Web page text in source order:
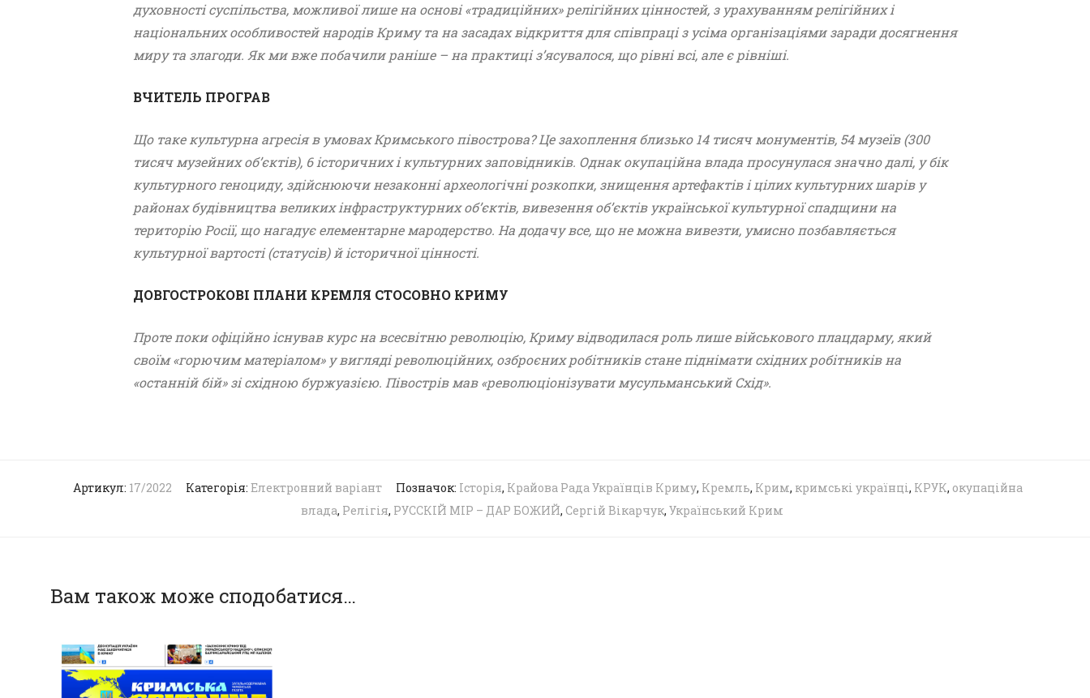
духовності суспільства, можливої лише на основі «традиційних» релігійних цінностей, з урахуванням релігійних і
національних особливостей народів Криму та на засадах відкриття для співпраці з усіма організаціями заради досягнення
миру та злагоди. Як ми вже побачили раніше – на практиці з’ясувалося, що рівні всі, але є рівніші.
ВЧИТЕЛЬ ПРОГРАВ
Що таке культурна агресія в умовах Кримського півострова? Це захоплення близько 14 тисяч монументів, 54 музеїв (300
тисяч музейних об’єктів), 6 історичних і культурних заповідників. Однак окупаційна влада просунулася значно далі, у бік
культурного геноциду, здійснюючи незаконні археологічні розкопки, знищення артефактів і цілих культурних шарів у
районах будівництва великих інфраструктурних об’єктів, вивезення об’єктів української культурної спадщини на
територію Росії, що нагадує елементарне мародерство. На додачу все, що не можна вивезти, умисно позбавляється
культурної вартості (статусів) й історичної цінності.
ДОВГОСТРОКОВІ ПЛАНИ КРЕМЛЯ СТОСОВНО КРИМУ
Проте поки офіційно існував курс на всесвітню революцію, Криму відводилася роль лише військового плацдарму, який
своїм «горючим матеріалом» у вигляді революційних, озброєних робітників стане піднімати східних робітників на
«останній бій» зі східною буржуазією. Півострів мав «революціонізувати мусульманський Схід».
Артикул: 17/2022 Категорія: Електронний варіант Позначок: Історія, Крайова Рада Українців Криму, Кремль, Крим, кримські українці, КРУК, окупаційна
влада, Релігія, РУССКІЙ МІР – ДАР БОЖИЙ, Сергій Вікарчук, Український Крим
Вам також може сподобатися…